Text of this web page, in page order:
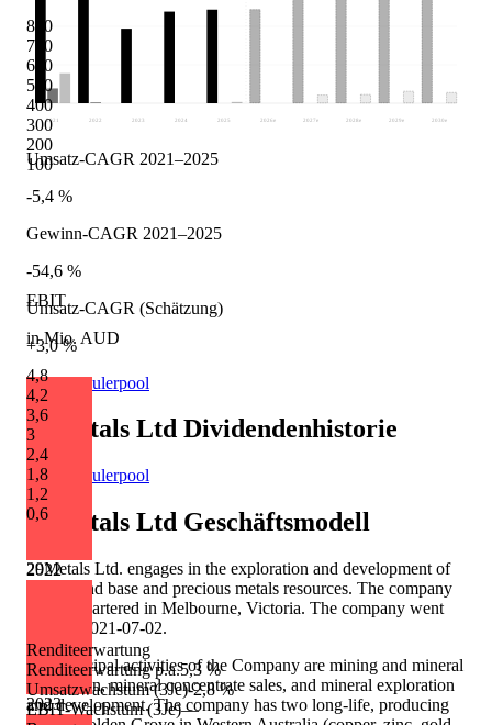
800
700
600
500
400
300
200
100
2022
2023
EBIT
in Mio. AUD
4,8
4,2
3,6
3
2,4
1,8
1,2
0,6
Renditeerwartung
Renditeerwartung p.a.5,3 %
Umsatzwachstum (3Je)-2,8 %
EBIT-Wachstum (3Je)—
2021 2022 2023 2024 2025 2026 e 2027 e 2028 e 2029 e 2030e
Umsatz-CAGR 2021–2025
-5,4 %
Gewinn-CAGR 2021–2025
-54,6 %
Umsatz-CAGR (Schätzung)
+3,0 %
Quelle: Eulerpool
29Metals Ltd Dividendenhistorie
Quelle: Eulerpool
29Metals Ltd Geschäftsmodell
29Metals Ltd. engages in the exploration and development of
copper and base and precious metals resources. The company
is headquartered in Melbourne, Victoria. The company went
IPO on 2021-07-02.
The principal activities of the Company are mining and mineral
production, mineral concentrate sales, and mineral exploration
and development. The company has two long-life, producing